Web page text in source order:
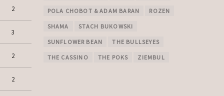
2
3
2
2
POLA CHOBOT & ADAM BARAN ROZEN
SHAMA STACH BUKOWSKI
SUNFLOWER BEAN THE BULLSEYES
THE CASSINO THE POKS ZIEMBUL